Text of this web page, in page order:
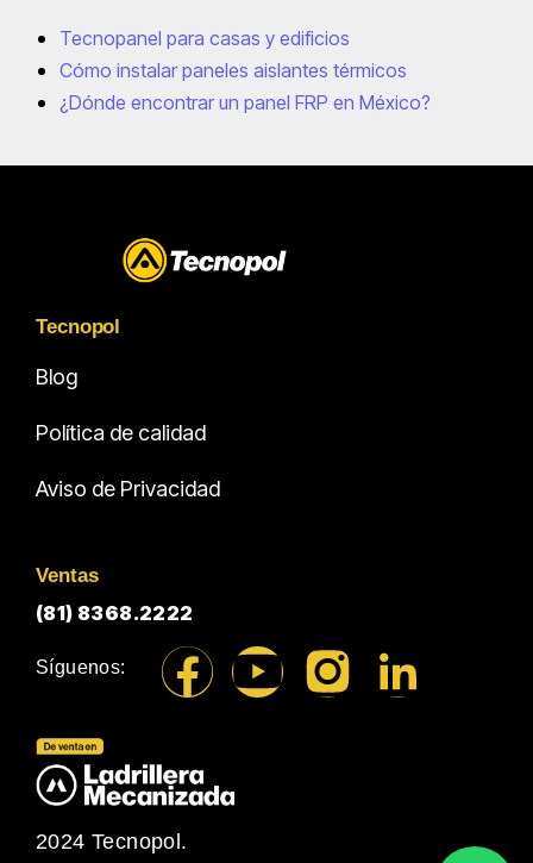
Tecnopanel para casas y edificios
Cómo instalar paneles aislantes térmicos
¿Dónde encontrar un panel FRP en México?
Tecnopol
Blog
Política de calidad
Aviso de Privacidad
Ventas
(81) 8368.2222
Síguenos:
2024 Tecnopol.